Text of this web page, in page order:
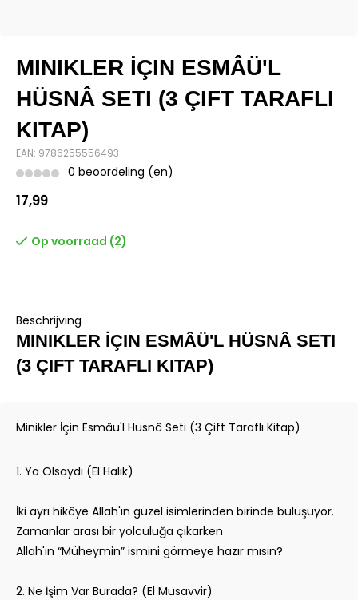
MINIKLER İÇIN ESMÂÜ'L
HÜSNÂ SETI (3 ÇIFT TARAFLI
KITAP)
EAN: 9786255556493
0 beoordeling (en)
17,99
Op voorraad (2)
Beschrijving
MINIKLER İÇIN ESMÂÜ'L HÜSNÂ SETI
(3 ÇIFT TARAFLI KITAP)
Minikler İçin Esmâü'l Hüsnâ Seti (3 Çift Taraflı Kitap)
1. Ya Olsaydı (El Halık)
İki ayrı hikâye Allah'ın güzel isimlerinden birinde buluşuyor.
Zamanlar arası bir yolculuğa çıkarken
Allah'ın “Müheymin” ismini görmeye hazır mısın?
2. Ne İşim Var Burada? (El Musavvir)